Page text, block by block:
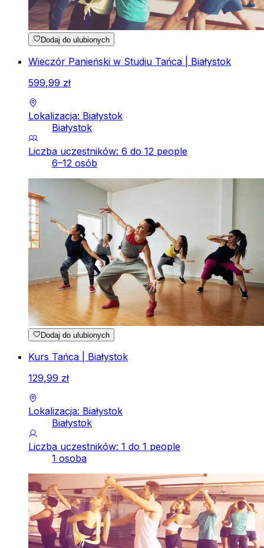
Dodaj do ulubionych
Wieczór Panieński w Studiu Tańca | Białystok
599,99 zł
Lokalizacja: Białystok
Białystok
Liczba uczestników: 6 do 12 people
6–12 osób
Dodaj do ulubionych
Kurs Tańca | Białystok
129,99 zł
Lokalizacja: Białystok
Białystok
Liczba uczestników: 1 do 1 people
1 osoba